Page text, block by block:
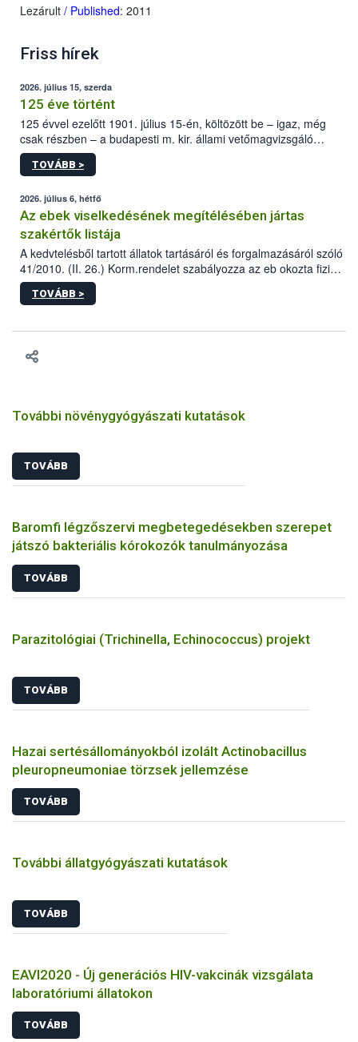
Lezárult / Published: 2011
Friss hírek
2026. július 15, szerda
125 éve történt
125 évvel ezelőtt 1901. július 15-én, költözött be – igaz, még
csak részben – a budapesti m. kir. állami vetőmagvizsgáló
állomás a Kis Rókus utca 15. szám alatti, Czigler Győző által
tervezett új épületébe.
TOVÁBB >
2026. július 6, hétfő
Az ebek viselkedésének megítélésében jártas
szakértők listája
A kedvtelésből tartott állatok tartásáról és forgalmazásáról szóló
41/2010. (II. 26.) Korm.rendelet szabályozza az eb okozta fizikai
sérülés, illetve ennek veszélye keletkezésekor felmerülő
hatósági feladatokat, valamint a veszélyes eb tartását és annak
vonni az ebek viselkedésének megítélésében jártas szakértőt.
TOVÁBB >
További növénygyógyászati kutatások
TOVÁBB
Baromfi légzőszervi megbetegedésekben szerepet
játszó bakteriális kórokozók tanulmányozása
TOVÁBB
Parazitológiai (Trichinella, Echinococcus) projekt
TOVÁBB
Hazai sertésállományokból izolált Actinobacillus
pleuropneumoniae törzsek jellemzése
TOVÁBB
További állatgyógyászati kutatások
TOVÁBB
EAVI2020 - Új generációs HIV-vakcinák vizsgálata
laboratóriumi állatokon
TOVÁBB